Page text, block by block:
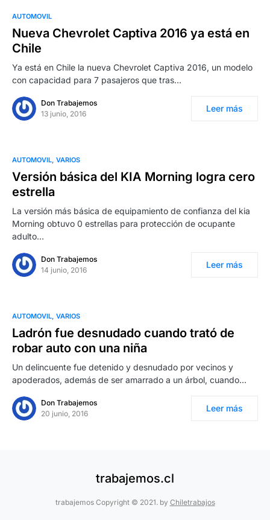
AUTOMOVIL
Nueva Chevrolet Captiva 2016 ya está en
Chile
Ya está en Chile la nueva Chevrolet Captiva 2016, un modelo
con capacidad para 7 pasajeros que tras…
Don Trabajemos
13 junio, 2016
Leer más
AUTOMOVIL VARIOS
Versión básica del KIA Morning logra cero
estrella
La versión más básica de equipamiento de confianza del kia
Morning obtuvo 0 estrellas para protección de ocupante
adulto…
Don Trabajemos
14 junio, 2016
Leer más
AUTOMOVIL VARIOS
Ladrón fue desnudado cuando trató de
robar auto con una niña
Un delincuente fue detenido y desnudado por vecinos y
apoderados, además de ser amarrado a un árbol, cuando…
Don Trabajemos
20 junio, 2016
Leer más
trabajemos.cl
trabajemos Copyright © 2021. by Chiletrabajos